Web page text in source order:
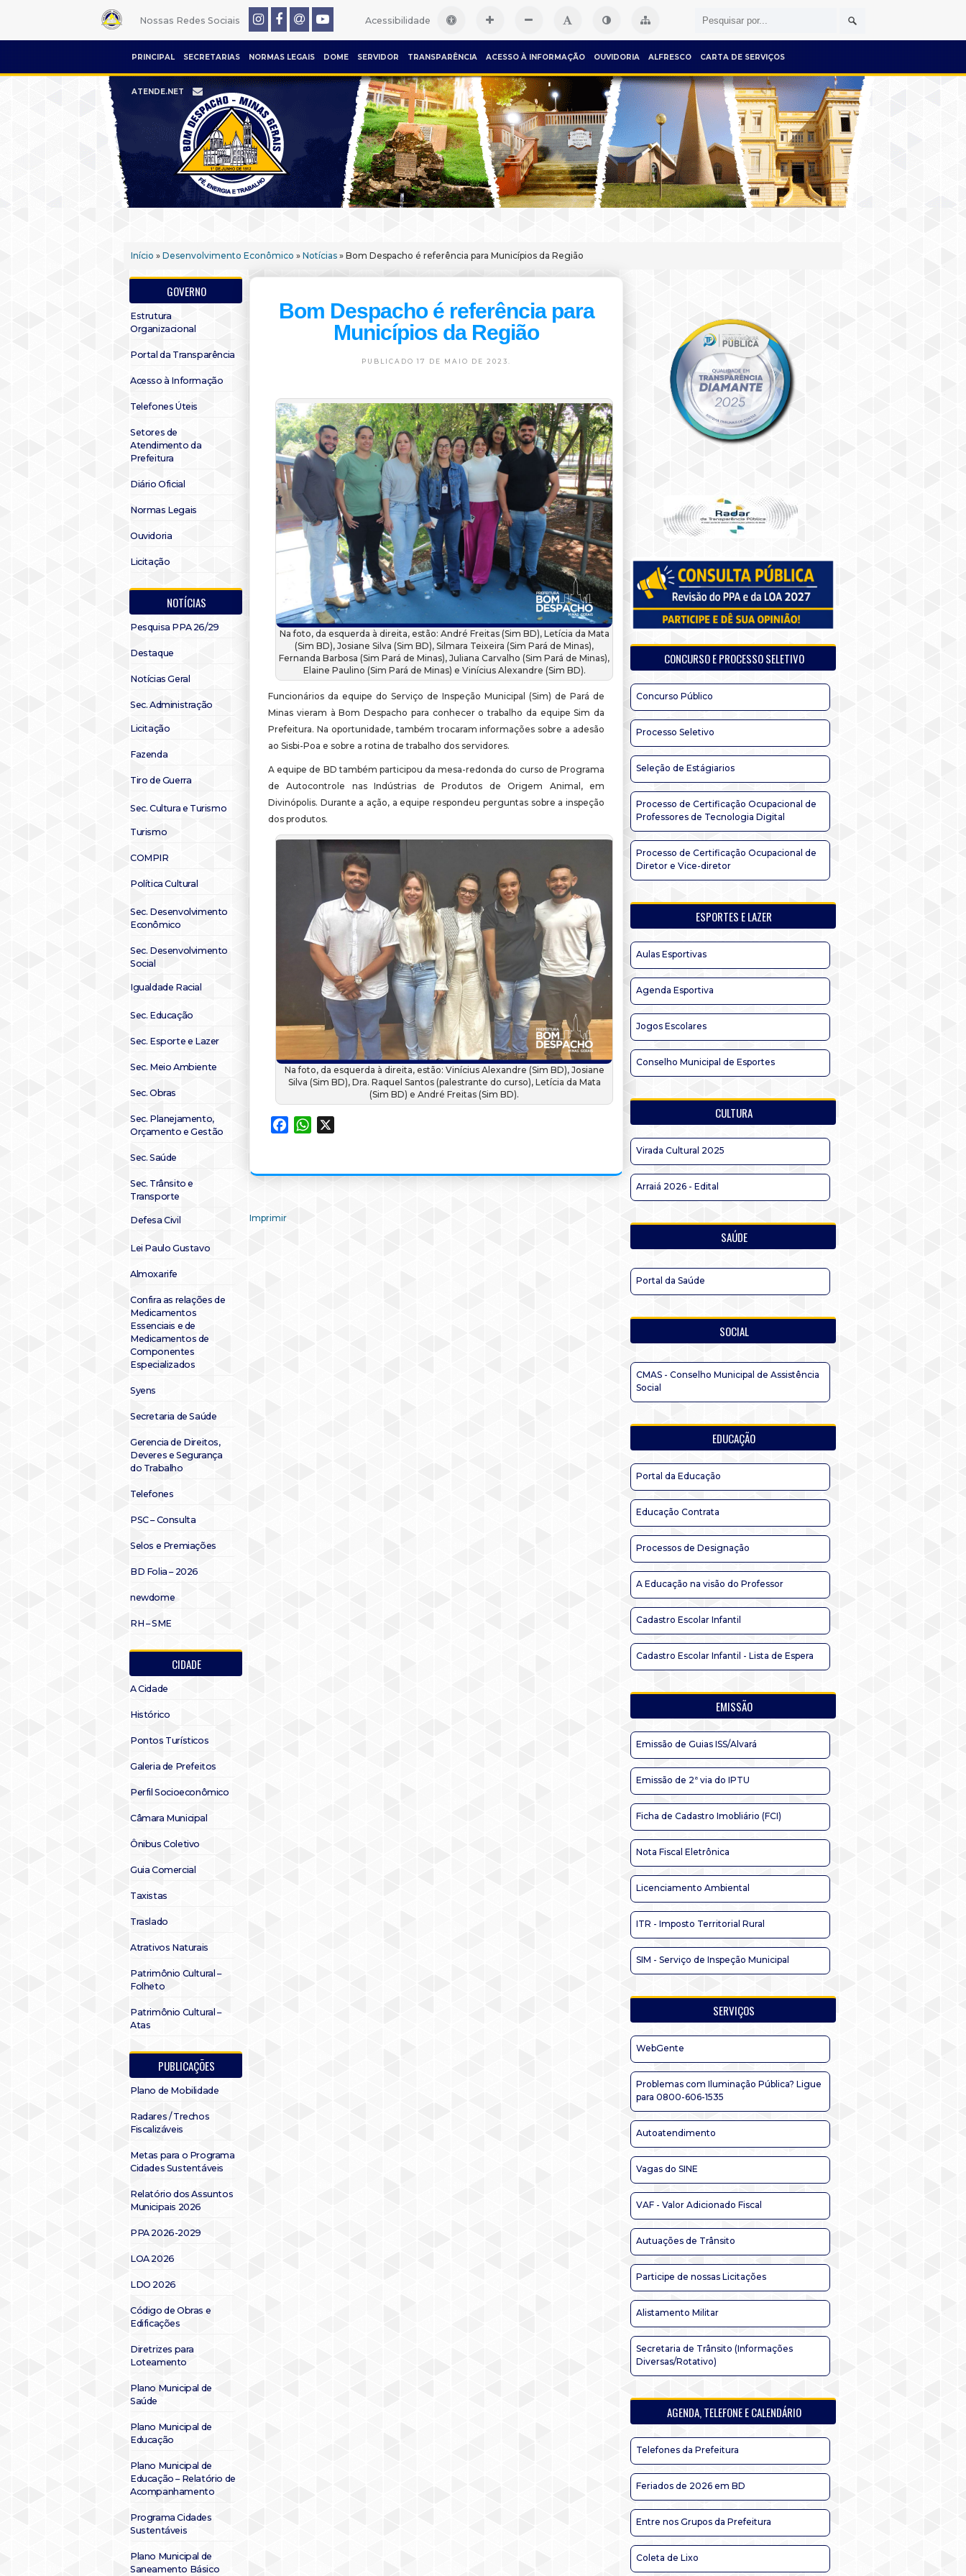
Nossas Redes Sociais Acessibilidade
PRINCIPAL SECRETARIAS NORMAS LEGAIS DOME SERVIDOR TRANSPARÊNCIA ACESSO À INFORMAÇÃO OUVIDORIA ALFRESCO CARTA DE SERVIÇOS
ATENDE.NET
Início » Desenvolvimento Econômico » Notícias » Bom Despacho é referência para Municípios da Região
GOVERNO
Estrutura
Organizacional
Portal da Transparência
Acesso à Informação
Telefones Úteis
Setores de
Atendimento da
Prefeitura
Diário Oficial
Normas Legais
Ouvidoria
Licitação
NOTÍCIAS
Pesquisa PPA 26/29
Destaque
Notícias Geral
Sec. Administração
Licitação
Fazenda
Tiro de Guerra
Sec. Cultura e Turismo
Turismo
COMPIR
Política Cultural
Sec. Desenvolvimento
Econômico
Sec. Desenvolvimento
Social
Igualdade Racial
Sec. Educação
Sec. Esporte e Lazer
Sec. Meio Ambiente
Sec. Obras
Sec. Planejamento,
Orçamento e Gestão
Sec. Saúde
Sec. Trânsito e
Transporte
Defesa Civil
Lei Paulo Gustavo
Almoxarife
Confira as relações de
Medicamentos
Essenciais e de
Medicamentos de
Componentes
Especializados
Syens
Secretaria de Saúde
Gerencia de Direitos,
Deveres e Segurança
do Trabalho
Telefones
PSC – Consulta
Selos e Premiações
BD Folia – 2026
newdome
RH – SME
CIDADE
A Cidade
Histórico
Pontos Turísticos
Galeria de Prefeitos
Perfil Socioeconômico
Câmara Municipal
Ônibus Coletivo
Guia Comercial
Taxistas
Traslado
Atrativos Naturais
Patrimônio Cultural –
Folheto
Patrimônio Cultural –
Atas
PUBLICAÇÕES
Plano de Mobilidade
Radares / Trechos
Fiscalizáveis
Metas para o Programa
Cidades Sustentáveis
Relatório dos Assuntos
Municipais 2026
PPA 2026-2029
LOA 2026
LDO 2026
Código de Obras e
Edificações
Diretrizes para
Loteamento
Plano Municipal de
Saúde
Plano Municipal de
Educação
Plano Municipal de
Educação – Relatório de
Acompanhamento
Programa Cidades
Sustentáveis
Plano Municipal de
Saneamento Básico
Bom Despacho é referência para
Municípios da Região
PUBLICADO 17 DE MAIO DE 2023.
Na foto, da esquerda à direita, estão: André Freitas (Sim BD), Letícia da Mata
(Sim BD), Josiane Silva (Sim BD), Silmara Teixeira (Sim Pará de Minas),
Fernanda Barbosa (Sim Pará de Minas), Juliana Carvalho (Sim Pará de Minas),
Elaine Paulino (Sim Pará de Minas) e Vinícius Alexandre (Sim BD).
Funcionários da equipe do Serviço de Inspeção Municipal (Sim) de Pará de
Minas vieram à Bom Despacho para conhecer o trabalho da equipe Sim da
Prefeitura. Na oportunidade, também trocaram informações sobre a adesão
ao Sisbi-Poa e sobre a rotina de trabalho dos servidores.
A equipe de BD também participou da mesa-redonda do curso de Programa
de Autocontrole nas Indústrias de Produtos de Origem Animal, em
Divinópolis. Durante a ação, a equipe respondeu perguntas sobre a inspeção
dos produtos.
Na foto, da esquerda à direita, estão: Vinícius Alexandre (Sim BD), Josiane
Silva (Sim BD), Dra. Raquel Santos (palestrante do curso), Letícia da Mata
(Sim BD) e André Freitas (Sim BD).
FacebookWhatsApp
Imprimir
CONCURSO E PROCESSO SELETIVO
Concurso Público
Processo Seletivo
Seleção de Estágiarios
Processo de Certificação Ocupacional de
Professores de Tecnologia Digital
Processo de Certificação Ocupacional de
Diretor e Vice-diretor
ESPORTES E LAZER
Aulas Esportivas
Agenda Esportiva
Jogos Escolares
Conselho Municipal de Esportes
CULTURA
Virada Cultural 2025
Arraiá 2026 - Edital
SAÚDE
Portal da Saúde
SOCIAL
CMAS - Conselho Municipal de Assistência
Social
EDUCAÇÃO
Portal da Educação
Educação Contrata
Processos de Designação
A Educação na visão do Professor
Cadastro Escolar Infantil
Cadastro Escolar Infantil - Lista de Espera
EMISSÃO
Emissão de Guias ISS/Alvará
Emissão de 2ª via do IPTU
Ficha de Cadastro Imobliário (FCI)
Nota Fiscal Eletrônica
Licenciamento Ambiental
ITR - Imposto Territorial Rural
SIM - Serviço de Inspeção Municipal
SERVIÇOS
WebGente
Problemas com Iluminação Pública? Ligue
para 0800-606-1535
Autoatendimento
Vagas do SINE
VAF - Valor Adicionado Fiscal
Autuações de Trânsito
Participe de nossas Licitações
Alistamento Militar
Secretaria de Trânsito (Informações
Diversas/Rotativo)
AGENDA, TELEFONE E CALENDÁRIO
Telefones da Prefeitura
Feriados de 2026 em BD
Entre nos Grupos da Prefeitura
Coleta de Lixo